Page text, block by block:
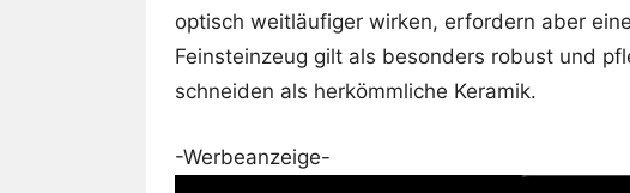
optisch weitläufiger wirken, erfordern aber
Feinsteinzeug gilt als besonders robust und
schneiden als herkömmliche Keramik.
-Werbeanzeige-